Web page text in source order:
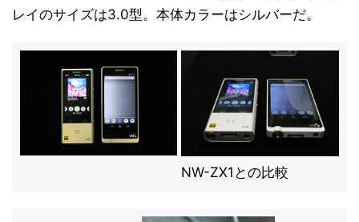
レイのサイズは3.0型。本体カラーはシルバーだ。
NW-ZX1との比較